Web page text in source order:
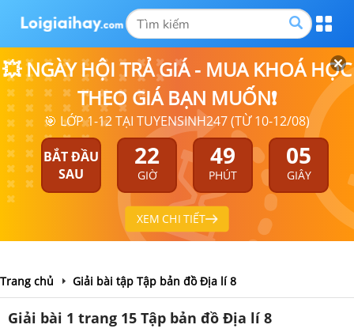
💥 NGÀY HỘI TRẢ GIÁ - MUA KHOÁ HỌC
THEO GIÁ BẠN MUỐN❗
🎯 LỚP 1-12 TẠI TUYENSINH247 (TỪ 10-12/08)
BẮT ĐẦU
SAU
22
GIỜ
49
PHÚT
05
GIÂY
XEM CHI TIẾT
Trang chủ Giải bài tập Tập bản đồ Địa lí 8
Giải bài 1 trang 15 Tập bản đồ Địa lí 8